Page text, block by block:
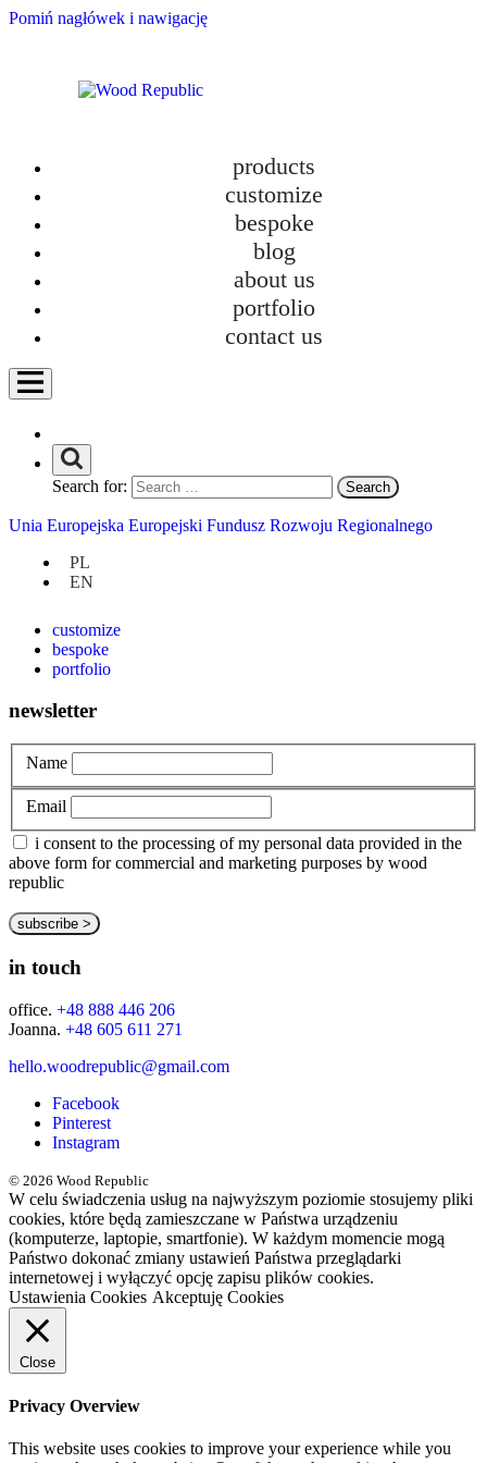
Pomiń nagłówek i nawigację
products
customize
bespoke
blog
about us
portfolio
contact us
Search for:
Unia Europejska Europejski Fundusz Rozwoju Regionalnego
PL
EN
A custom-made desk? Sky is the limit!
How we work?
Personalization
Uncategorized
privacy policy
customize
bespoke
portfolio
newsletter
Name
Email
i consent to the processing of my personal data provided in the
above form for commercial and marketing purposes by wood
republic
in touch
office. +48 888 446 206
Joanna. +48 605 611 271
hello.woodrepublic@gmail.com
Facebook
Pinterest
Instagram
© 2026 Wood Republic
W celu świadczenia usług na najwyższym poziomie stosujemy pliki
cookies, które będą zamieszczane w Państwa urządzeniu
(komputerze, laptopie, smartfonie). W każdym momencie mogą
Państwo dokonać zmiany ustawień Państwa przeglądarki
internetowej i wyłączyć opcję zapisu plików cookies.
Ustawienia Cookies Akceptuję Cookies
Close
Privacy Overview
This website uses cookies to improve your experience while you